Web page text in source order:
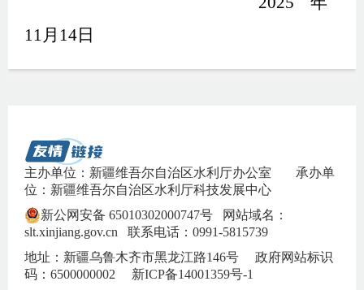
11月 14日
主办单位：新疆维吾尔自治区水利厅办公室
承办单
位：新疆维吾尔自治区水利厅科技发展中心
新公网安备 65010302000747号 网站域名：
slt.xinjiang.gov.cn 联系电话：0991-5815739
地址：新疆乌鲁木齐市黑龙江路146号 政府网站标识
码：6500000002
新ICP备14001359号-1